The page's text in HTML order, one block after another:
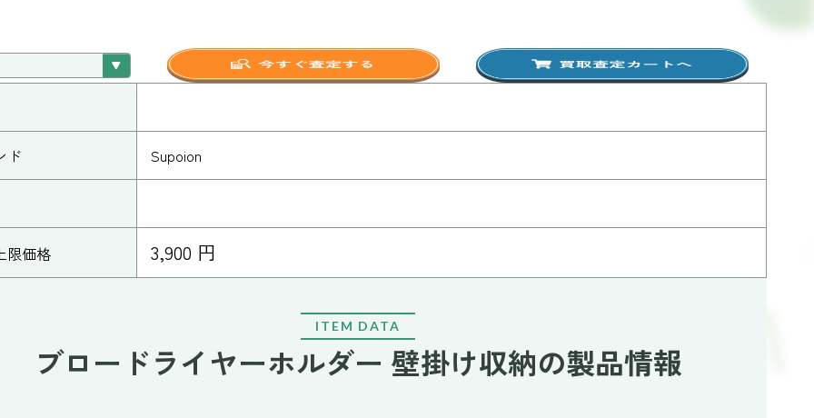
ド Supoion
限価格 3,900 円
ITEM DATA
ブロードライヤーホルダー 壁掛け収納の製品情報